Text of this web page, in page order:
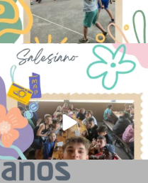
viviendo la alegría en el campamento
...